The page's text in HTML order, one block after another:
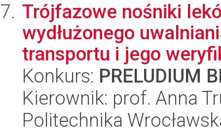
Trójfazowe nośniki
wydłużonego
transportu i jego
Konkurs: PRELUDIUM
Kierownik: prof. Anna
Politechnika